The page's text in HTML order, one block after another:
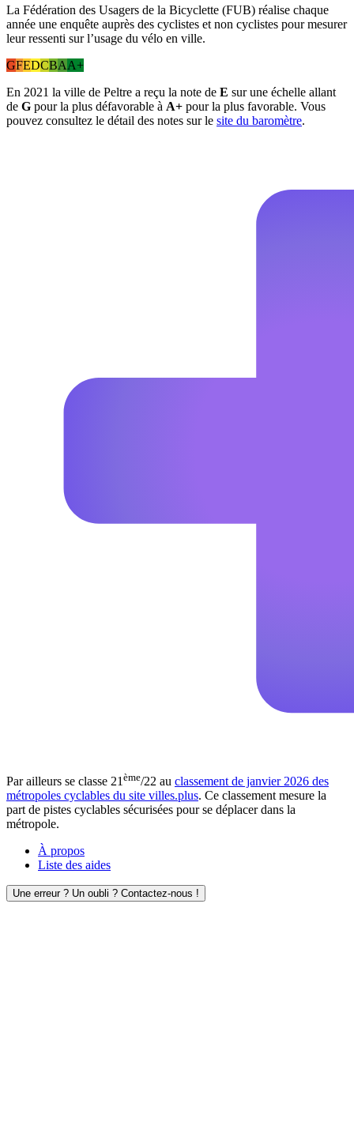
La Fédération des Usagers de la Bicyclette (FUB) réalise chaque
année une enquête auprès des cyclistes et non cyclistes pour mesurer
leur ressenti sur l’usage du vélo en ville.
GFEDCBAA+
En 2021 la ville de Peltre a reçu la note de E sur une échelle allant
de G pour la plus défavorable à A+ pour la plus favorable. Vous
pouvez consultez le détail des notes sur le site du baromètre.
Par ailleurs se classe 21 ème/22 au classement de janvier 2026 des
métropoles cyclables du site villes.plus. Ce classement mesure la
part de pistes cyclables sécurisées pour se déplacer dans la
métropole.
À propos
Liste des aides
Une erreur ? Un oubli ? Contactez-nous !